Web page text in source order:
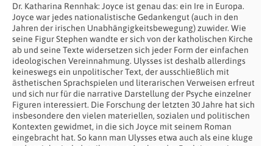
Dr. Katharina Rennhak: Joyce ist genau das: ein Ire in Europa.
Joyce war jedes nationalistische Gedankengut (auch in den
Jahren der irischen Unabhängigkeitsbewegung) zuwider. Wie
seine Figur Stephen wandte er sich von der katholischen Kirche
ab und seine Texte widersetzen sich jeder Form der einfachen
ideologischen Vereinnahmung. Ulysses ist deshalb allerdings
keineswegs ein unpolitischer Text, der ausschließlich mit
ästhetischen Sprachspielen und literarischen Verweisen erfreut
und sich nur für die narrative Darstellung der Psyche einzelner
Figuren interessiert. Die Forschung der letzten 30 Jahre hat sich
insbesondere den vielen materiellen, sozialen und politischen
Kontexten gewidmet, in die sich Joyce mit seinem Roman
eingebracht hat. So kann man Ulysses etwa auch als eine kluge